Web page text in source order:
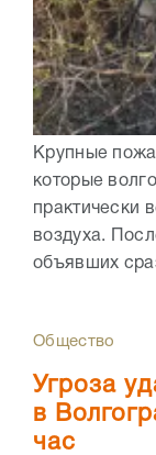
Крупные
которые
практически
воздуха.
объявших
Общество
Угроза
в
час